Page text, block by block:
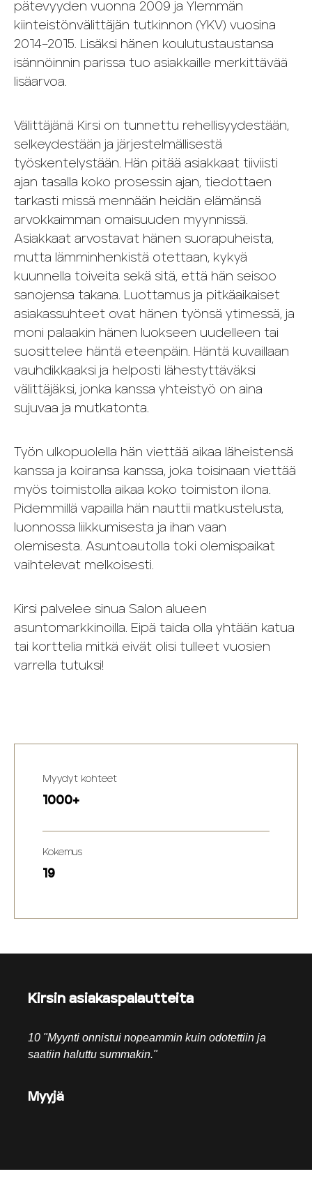
pätevyyden vuonna 2009 ja Ylemmän
kiinteistönvälittäjän tutkinnon (YKV) vuosina
2014–2015. Lisäksi hänen koulutustaustansa
isännöinnin parissa tuo asiakkaille merkittävää
lisäarvoa.
Välittäjänä Kirsi on tunnettu rehellisyydestään,
selkeydestään ja järjestelmällisestä
työskentelystään. Hän pitää asiakkaat tiiviisti
ajan tasalla koko prosessin ajan, tiedottaen
tarkasti missä mennään heidän elämänsä
arvokkaimman omaisuuden myynnissä.
Asiakkaat arvostavat hänen suorapuheista,
mutta lämminhenkistä otettaan, kykyä
kuunnella toiveita sekä sitä, että hän seisoo
sanojensa takana. Luottamus ja pitkäaikaiset
asiakassuhteet ovat hänen työnsä ytimessä, ja
moni palaakin hänen luokseen uudelleen tai
suosittelee häntä eteenpäin. Häntä kuvaillaan
vauhdikkaaksi ja helposti lähestyttäväksi
välittäjäksi, jonka kanssa yhteistyö on aina
sujuvaa ja mutkatonta.
Työn ulkopuolella hän viettää aikaa läheistensä
kanssa ja koiransa kanssa, joka toisinaan viettää
myös toimistolla aikaa koko toimiston ilona.
Pidemmillä vapailla hän nauttii matkustelusta,
luonnossa liikkumisesta ja ihan vaan
olemisesta. Asuntoautolla toki olemispaikat
vaihtelevat melkoisesti.
Kirsi palvelee sinua Salon alueen
asuntomarkkinoilla. Eipä taida olla yhtään katua
tai korttelia mitkä eivät olisi tulleet vuosien
varrella tutuksi!
Myydyt kohteet
1000+
Kokemus
19
Kirsin asiakaspalautteita
10 "Myynti onnistui nopeammin kuin odotettiin ja
saatiin haluttu summakin."
Myyjä